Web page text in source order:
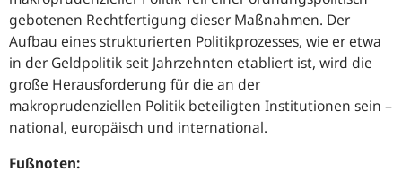
gebotenen Rechtfertigung dieser Maßnahmen. Der
Aufbau eines strukturierten Politikprozesses, wie er etwa
in der Geldpolitik seit Jahrzehnten etabliert ist, wird die
große Herausforderung für die an der
makroprudenziellen Politik beteiligten Institutionen sein –
national, europäisch und international.
Fußnoten: